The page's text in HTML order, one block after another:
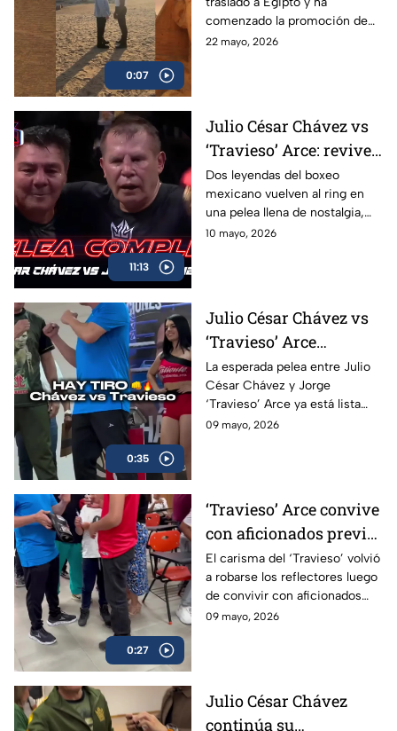
0:07
cara
comenzado la promoción de
su combate ante el francés
22 mayo, 2026
11:13
Julio César Chávez vs
‘Travieso’ Arce: revive
la pelea completa en
Box Azteca
Dos leyendas del boxeo
mexicano vuelven al ring en
una pelea llena de nostalgia,
emoción y grandes momentos
10 mayo, 2026
0:35
Julio César Chávez vs
‘Travieso’ Arce
cumplen con la
báscula; habrá pelea en
Box Azteca
La esperada pelea entre Julio
César Chávez y Jorge
‘Travieso’ Arce ya está lista
luego de que ambos superaran
09 mayo, 2026
0:27
‘Travieso’ Arce convive
con aficionados previo
a su esperado combate
El carisma del ‘Travieso’ volvió
a robarse los reflectores luego
de convivir con aficionados
antes de subir al ring.
09 mayo, 2026
Julio César Chávez
continúa su